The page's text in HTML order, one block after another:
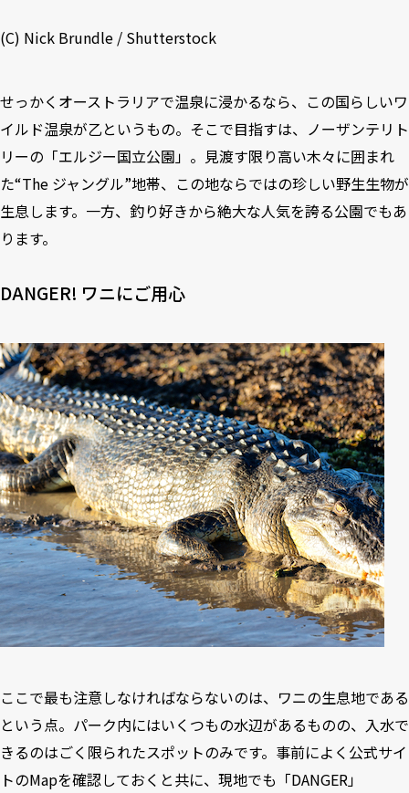
(C) Nick Brundle / Shutterstock
せっかくオーストラリアで温泉に浸かるなら、この国らしいワ
イルド温泉が乙というもの。そこで目指すは、ノーザンテリト
リーの「エルジー国立公園」。見渡す限り高い木々に囲まれ
た“The ジャングル”地帯、この地ならではの珍しい野生生物が
生息します。一方、釣り好きから絶大な人気を誇る公園でもあ
ります。
DANGER! ワニにご用心
ここで最も注意しなければならないのは、ワニの生息地である
という点。パーク内にはいくつもの水辺があるものの、入水で
きるのはごく限られたスポットのみです。事前によく公式サイ
トのMapを確認しておくと共に、現地でも「DANGER」